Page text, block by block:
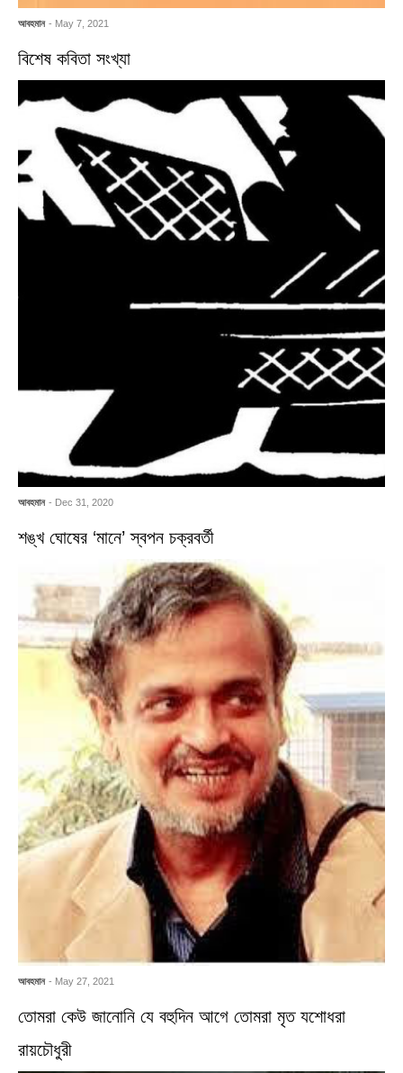
আবহমান - May 7, 2021
বিশেষ কবিতা সংখ্যা
আবহমান - Dec 31, 2020
শঙ্খ ঘোষের ‘মানে’ স্বপন চক্রবর্তী
আবহমান - May 27, 2021
তোমরা কেউ জানোনি যে বহুদিন আগে তোমরা মৃত যশোধরা
রায়চৌধুরী